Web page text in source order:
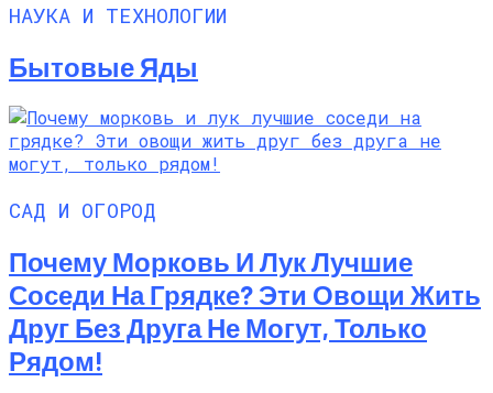
НАУКА И ТЕХНОЛОГИИ
Бытовые Яды
САД И ОГОРОД
Почему Морковь И Лук Лучшие
Соседи На Грядке? Эти Овощи Жить
Друг Без Друга Не Могут, Только
Рядом!